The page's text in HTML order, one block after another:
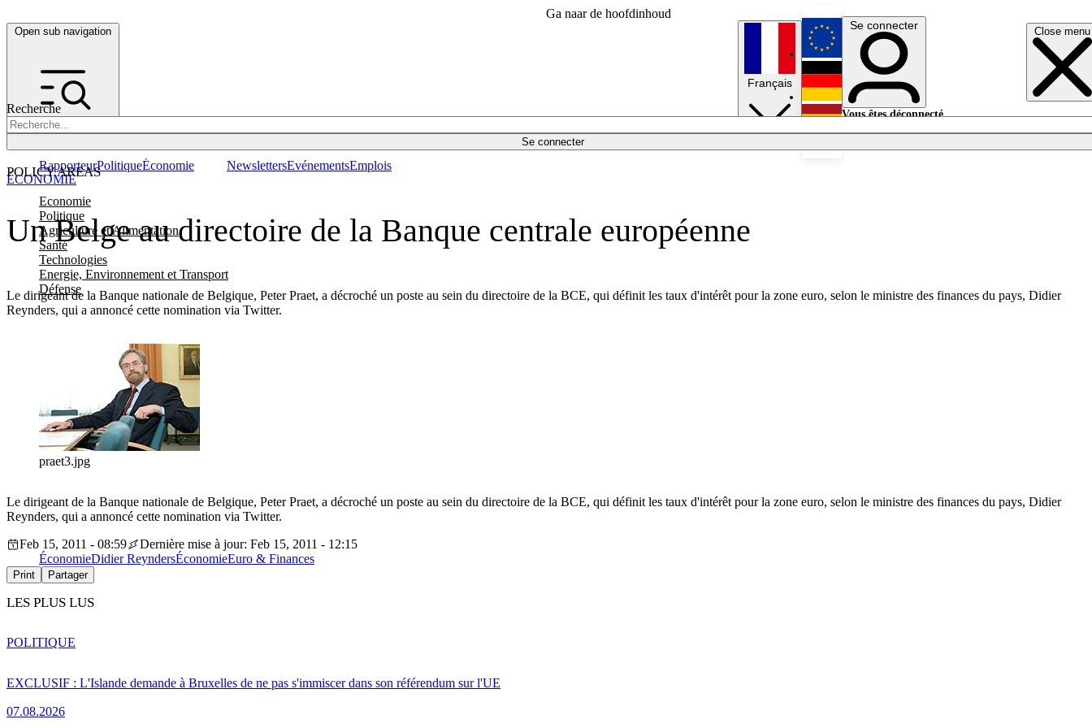
Ga naar de hoofdinhoud
Open sub navigation Close menu
Recherche
Se connecter
POLICY AREAS
Economie
Politique
Agriculture et Alimentation
Santé
Technologies
Energie, Environnement et Transport
Défense
RapporteurPolitiqueÉconomie NewslettersEvénementsEmplois
Français
English
Deutsch
Se connecter
Vous êtes déconnecté.
Un Belge au directoire de la Banque centrale européenne
Le dirigeant de la Banque nationale de Belgique, Peter Praet, a décroché un poste au sein du directoire de la BCE, qui définit les taux d'intérêt pour la zone euro, selon le ministre des finances du pays, Didier
Reynders, qui a annoncé cette nomination via Twitter.
ÉCONOMIE
praet3.jpg
Le dirigeant de la Banque nationale de Belgique, Peter Praet, a décroché un poste au sein du directoire de la BCE, qui définit les taux d'intérêt pour la zone euro, selon le ministre des finances du pays, Didier
Reynders, qui a annoncé cette nomination via Twitter.
Feb 15, 2011 - 08:59
Dernière mise à jour: Feb 15, 2011 - 12:15
ÉconomieDidier ReyndersÉconomieEuro & Finances
Print Partager
LES PLUS LUS
EXCLUSIF : L'Islande demande à Bruxelles de ne pas s'immiscer dans son référendum sur l'UE
07.08.2026
POLITIQUE